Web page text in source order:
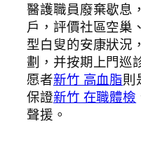
醫護職員廢棄歇息
戶，評價社區空巢
型白叟的安康狀況
劃，并按期上門巡
愿者新竹 高血脂則
保證新竹 在職體檢
聲援。